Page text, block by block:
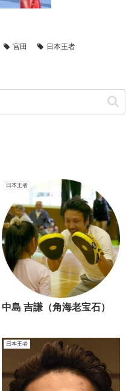
宮田
日本王者
日本王者
中島 吉謙（角海老宝石）
日本王者